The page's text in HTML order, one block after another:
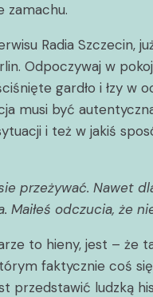
zamachu.
Radia
Odpoczywaj w
gardło i łzy w
musi być
i też w jakiś
przeżywać. Nawet
Maiłeś odczucia,
to hieny, jest –
faktycznie coś
przedstawić ludzką